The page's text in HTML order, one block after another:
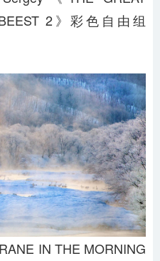
2》彩色自由组
IN THE MORNING